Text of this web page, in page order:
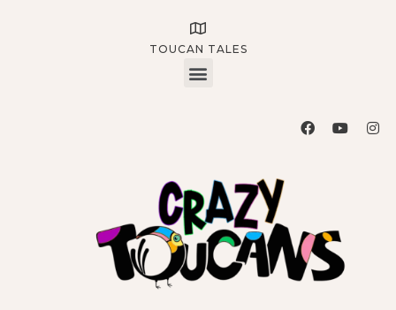
TOUCAN TALES